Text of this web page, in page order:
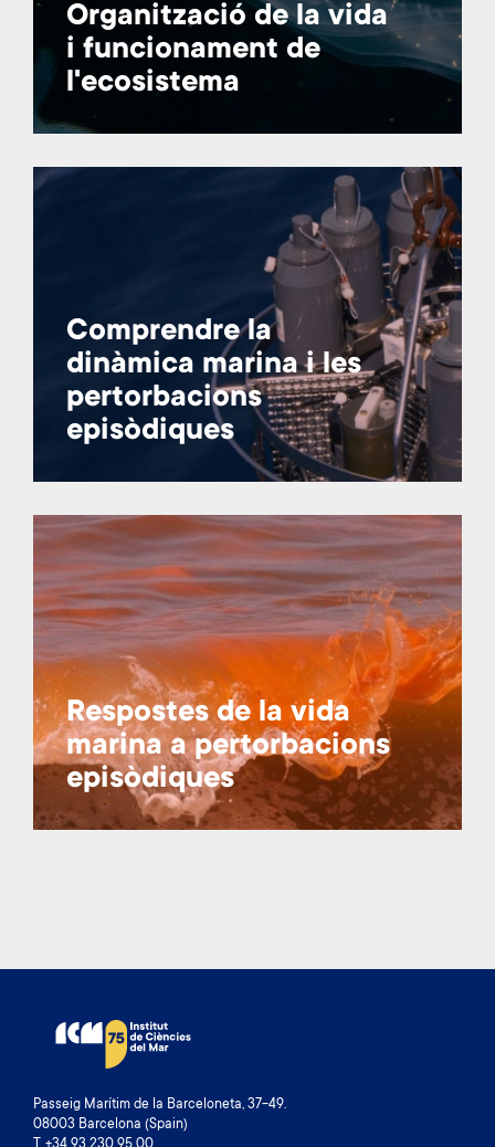
Organització de la vida
i funcionament de
l'ecosistema
Comprendre la
dinàmica marina i les
pertorbacions
episòdiques
Respostes de la vida
marina a pertorbacions
episòdiques
Passeig Marítim de la Barceloneta, 37-49.
08003 Barcelona (Spain)